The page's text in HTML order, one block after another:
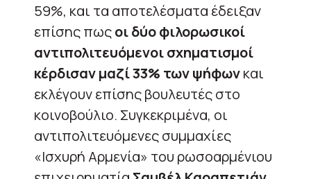
59%, και τα αποτελέσματα έδειξαν
επίσης πωςοι δύο φιλορωσικοί
αντιπολιτευόμενοι σχηματισμοί
κέρδισαν μαζί 33% των ψήφωνκαι
εκλέγουν επίσης βουλευτές στο
κοινοβούλιο. Συγκεκριμένα, οι
αντιπολιτευόμενες συμμαχίες
«Ισχυρή Αρμενία» του ρωσοαρμένιου